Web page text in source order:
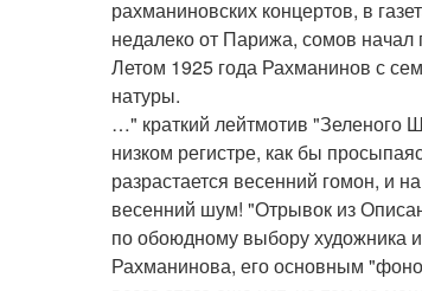
рахманиновских концертов, в
недалеко от Парижа, сомов начал
Летом 1925 года Рахманинов с
натуры.
…" краткий лейтмотив "Зеленого
низком регистре, как бы
разрастается весенний гомон, и
весенний шум! "Отрывок из
по обоюдному выбору художника
Рахманинова, его основным